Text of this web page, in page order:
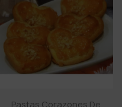
Pastas Corazones De